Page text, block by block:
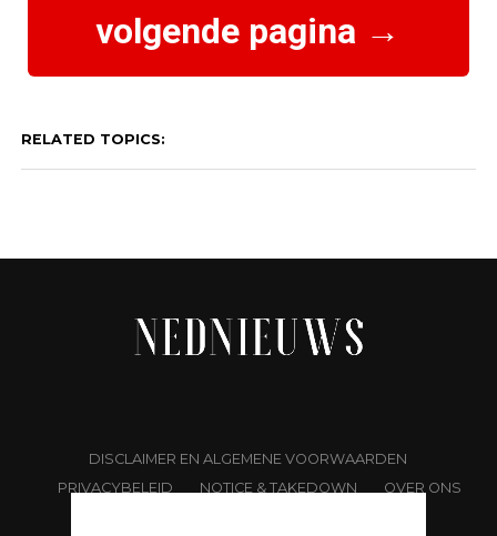
volgende pagina →
RELATED TOPICS:
DISCLAIMER EN ALGEMENE VOORWAARDEN
PRIVACYBELEID
NOTICE & TAKEDOWN OVER ONS